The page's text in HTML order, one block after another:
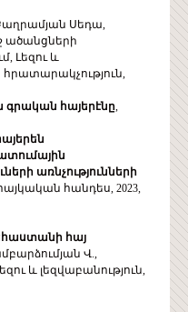
Սեդա,
ածանցների
Լեզու և
հրատարակչություն,
գրական հայերէնը,
առնչությունների
հանդես, 2023,
հայ
Վ.,
և լեզվաբանություն,